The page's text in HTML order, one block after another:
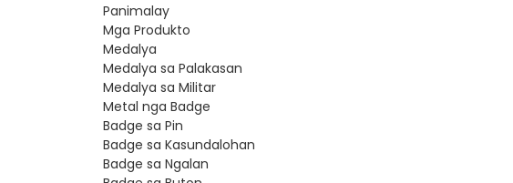
Panimalay
Mga Produkto
Medalya
Medalya sa Palakasan
Medalya sa Militar
Metal nga Badge
Badge sa Pin
Badge sa Kasundalohan
Badge sa Ngalan